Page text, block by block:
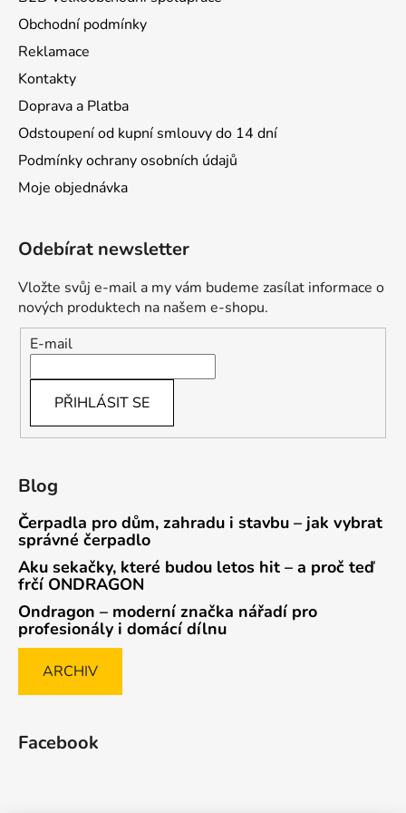
Obchodní podmínky
Reklamace
Kontakty
Doprava a Platba
Odstoupení od kupní smlouvy do 14 dní
Podmínky ochrany osobních údajů
Moje objednávka
Odebírat newsletter
Vložte svůj e-mail a my vám budeme zasílat informace o
nových produktech na našem e-shopu.
E-mail
PŘIHLÁSIT SE
Blog
Čerpadla pro dům, zahradu i stavbu – jak vybrat
správné čerpadlo
Aku sekačky, které budou letos hit – a proč teď
frčí ONDRAGON
Ondragon – moderní značka nářadí pro
profesionály i domácí dílnu
ARCHIV
Facebook